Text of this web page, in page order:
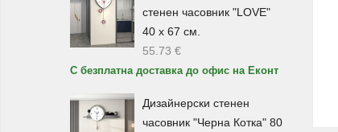
стенен часовник "LOVE"
40 х 67 см.
55.73 €
С безплатна доставка до офис на Еконт
Дизайнерски стенен
часовник "Черна Котка" 80